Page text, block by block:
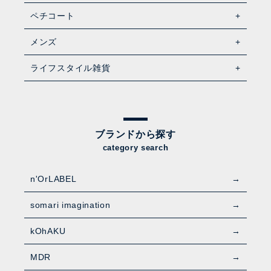
ペチコート
メンズ
ライフスタイル雑貨
ブランドから探す
category search
n'OrLABEL
somari imagination
kOhAKU
MDR